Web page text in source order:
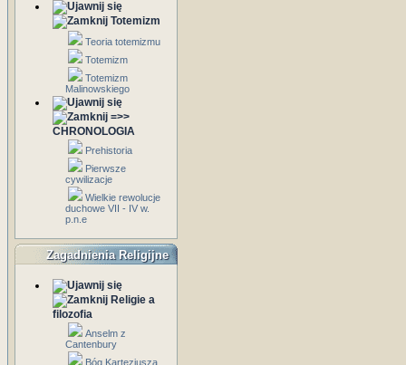
Totemizm
Teoria totemizmu
Totemizm
Totemizm
Malinowskiego
=>>
CHRONOLOGIA
Prehistoria
Pierwsze
cywilizacje
Wielkie rewolucje
duchowe VII - IV w.
p.n.e
Zagadnienia Religijne
Religie a
filozofia
Anselm z
Cantenbury
Bóg Kartezjusza